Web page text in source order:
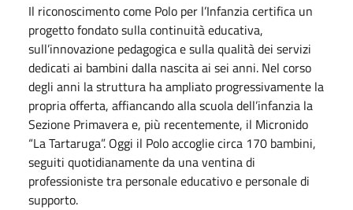
Il riconoscimento come Polo per l’Infanzia certifica un
progetto fondato sulla continuità educativa,
sull’innovazione pedagogica e sulla qualità dei servizi
dedicati ai bambini dalla nascita ai sei anni. Nel corso
degli anni la struttura ha ampliato progressivamente la
propria offerta, affiancando alla scuola dell’infanzia la
Sezione Primavera e, più recentemente, il Micronido
“La Tartaruga”. Oggi il Polo accoglie circa 170 bambini,
seguiti quotidianamente da una ventina di
professioniste tra personale educativo e personale di
supporto.